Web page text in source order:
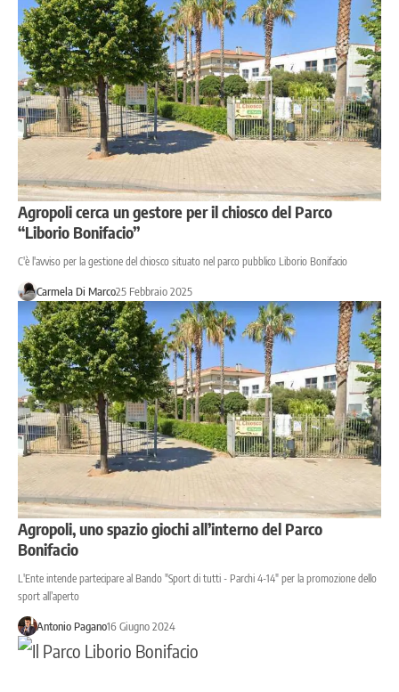
Agropoli cerca un gestore per il chiosco del Parco
“Liborio Bonifacio”
C'è l'avviso per la gestione del chiosco situato nel parco pubblico Liborio Bonifacio
Carmela Di Marco25 Febbraio 2025
Agropoli, uno spazio giochi all’interno del Parco
Bonifacio
L'Ente intende partecipare al Bando "Sport di tutti - Parchi 4-14" per la promozione dello
sport all’aperto
Antonio Pagano16 Giugno 2024